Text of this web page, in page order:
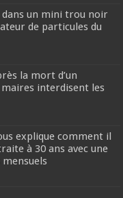
un mini trou noir
de particules du
la mort d’un
interdisent les
explique comment il
à 30 ans avec une
mensuels